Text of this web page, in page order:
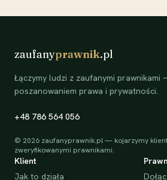
zaufanyprawnik.pl
Łączymy ludzi z zaufanymi prawnikami
poszanowaniem prawa i prywatności.
+48 786 564 056
© 2026 zaufanyprawnik.pl — kojarzymy
zweryfikowanymi prawnikami.
Klient
Jak to działa